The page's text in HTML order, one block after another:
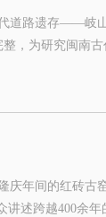
道路遗存——岐
，为研究闽南
年间的红砖古
述跨越400余年